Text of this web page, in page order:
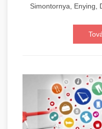
Simontornya, Enying,